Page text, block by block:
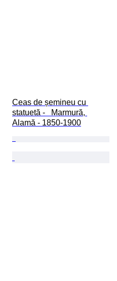
Ceas de șemineu cu
statuetă -   Marmură,
Alamă - 1850-1900